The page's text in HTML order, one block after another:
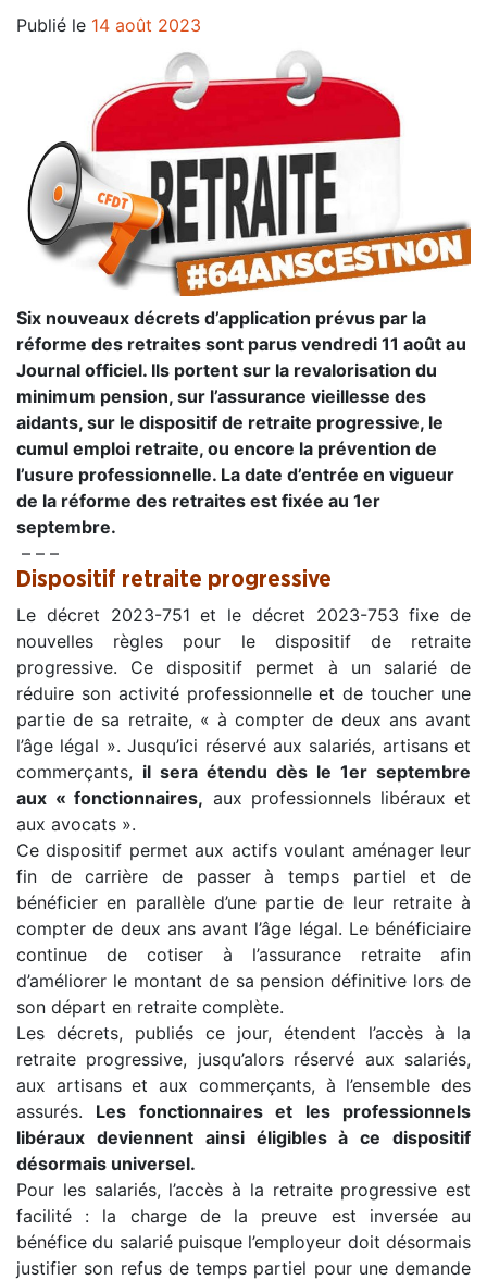
Publié le 14 août 2023
Six nouveaux décrets d’application prévus par la
réforme des retraites sont parus vendredi 11 août au
Journal officiel. Ils portent sur la revalorisation du
minimum pension, sur l’assurance vieillesse des
aidants, sur le dispositif de retraite progressive, le
cumul emploi retraite, ou encore la prévention de
l’usure professionnelle. La date d’entrée en vigueur
de la réforme des retraites est fixée au 1er
septembre.
– – –
Dispositif retraite progressive
Le décret 2023-751 et le décret 2023-753 fixe de
nouvelles règles pour le dispositif de retraite
progressive. Ce dispositif permet à un salarié de
réduire son activité professionnelle et de toucher une
partie de sa retraite, « à compter de deux ans avant
l’âge légal ». Jusqu’ici réservé aux salariés, artisans et
commerçants, il sera étendu dès le 1er septembre
aux « fonctionnaires, aux professionnels libéraux et
aux avocats ».
Ce dispositif permet aux actifs voulant aménager leur
fin de carrière de passer à temps partiel et de
bénéficier en parallèle d’une partie de leur retraite à
compter de deux ans avant l’âge légal. Le bénéficiaire
continue de cotiser à l’assurance retraite afin
d’améliorer le montant de sa pension définitive lors de
son départ en retraite complète.
Les décrets, publiés ce jour, étendent l’accès à la
retraite progressive, jusqu’alors réservé aux salariés,
aux artisans et aux commerçants, à l’ensemble des
assurés. Les fonctionnaires et les professionnels
libéraux deviennent ainsi éligibles à ce dispositif
désormais universel.
Pour les salariés, l’accès à la retraite progressive est
facilité : la charge de la preuve est inversée au
bénéfice du salarié puisque l’employeur doit désormais
justifier son refus de temps partiel pour une demande